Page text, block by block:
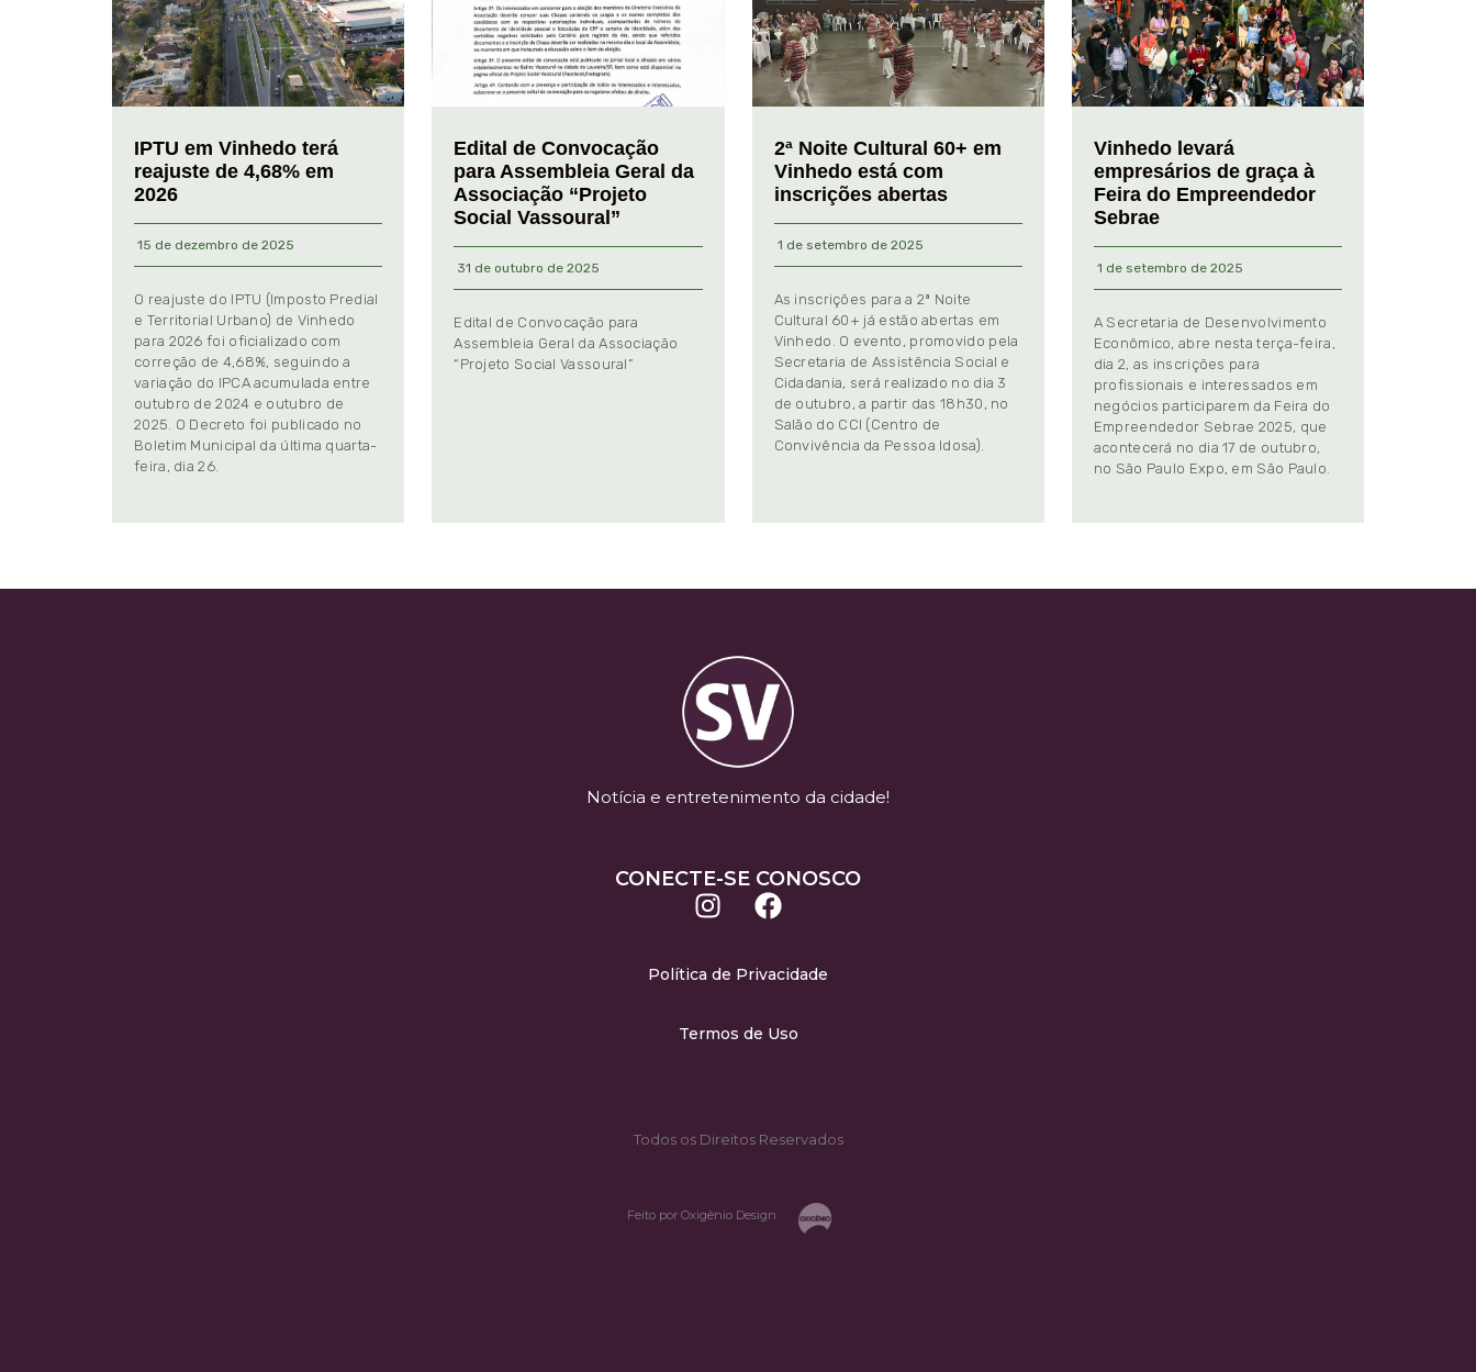
IPTU em Vinhedo terá
reajuste de 4,68% em
2026
15 de dezembro de 2025
O reajuste do IPTU (Imposto Predial
e Territorial Urbano) de Vinhedo
para 2026 foi oficializado com
correção de 4,68%, seguindo a
variação do IPCA acumulada entre
outubro de 2024 e outubro de
2025. O Decreto foi publicado no
Boletim Municipal da última quarta-
feira, dia 26.
Edital de Convocação
para Assembleia Geral da
Associação “Projeto
Social Vassoural”
31 de outubro de 2025
Edital de Convocação para
Assembleia Geral da Associação
“Projeto Social Vassoural”
2ª Noite Cultural 60+ em
Vinhedo está com
inscrições abertas
1 de setembro de 2025
As inscrições para a 2ª Noite
Cultural 60+ já estão abertas em
Vinhedo. O evento, promovido pela
Secretaria de Assistência Social e
Cidadania, será realizado no dia 3
de outubro, a partir das 18h30, no
Salão do CCI (Centro de
Convivência da Pessoa Idosa).
Vinhedo levará
empresários de graça à
Feira do Empreendedor
Sebrae
1 de setembro de 2025
A Secretaria de Desenvolvimento
Econômico, abre nesta terça-feira,
dia 2, as inscrições para
profissionais e interessados em
negócios participarem da Feira do
Empreendedor Sebrae 2025, que
acontecerá no dia 17 de outubro,
no São Paulo Expo, em São Paulo.
Notícia e entretenimento da cidade!
CONECTE-SE CONOSCO
Política de Privacidade
Termos de Uso
Todos os Direitos Reservados
Feito por Oxigênio Design